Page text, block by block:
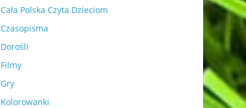
Cała Polska Czyta Dzieciom
Czasopisma
Dorośli
Filmy
Gry
Kolorowanki